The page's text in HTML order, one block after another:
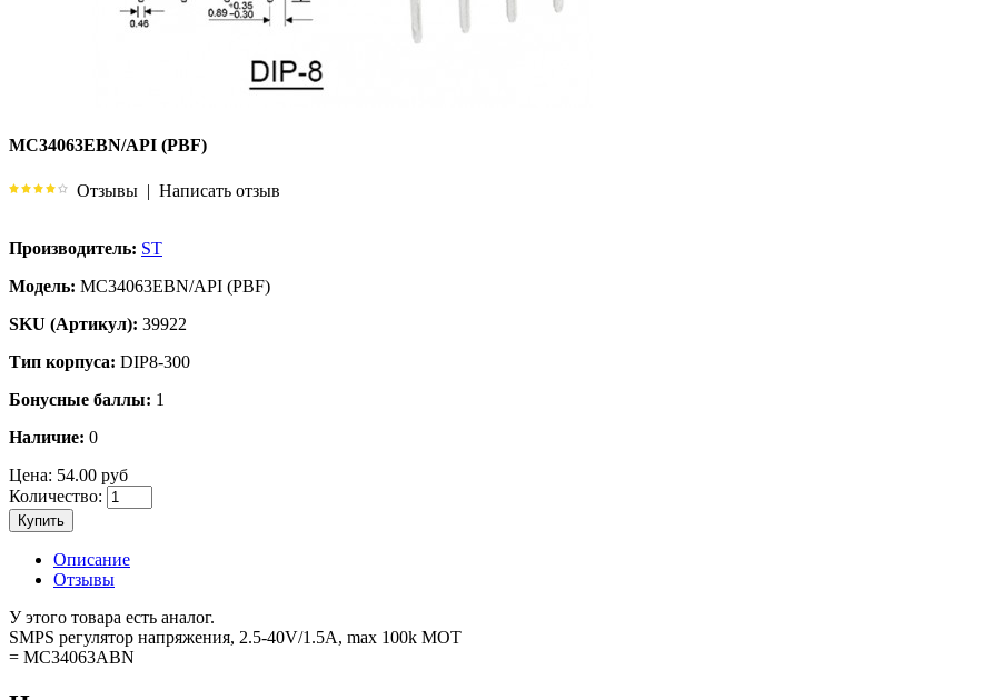
MC34063EBN/API (PBF)
Отзывы | Написать отзыв
Производитель: ST
Модель: MC34063EBN/API (PBF)
SKU (Артикул): 39922
Тип корпуса: DIP8-300
Бонусные баллы: 1
Наличие: 0
Цена: 54.00 руб
Количество:
Купить
Описание
Отзывы
У этого товара есть аналог.
SMPS регулятор напряжения, 2.5-40V/1.5A, max 100k MOT
= MC34063ABN